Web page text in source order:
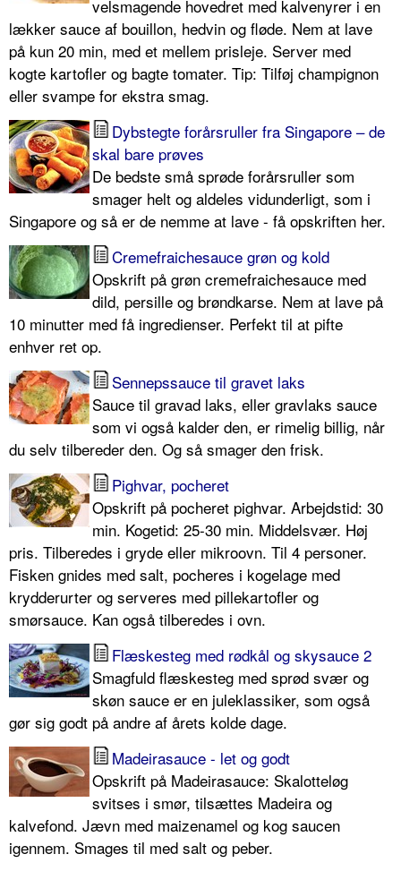
velsmagende hovedret med kalvenyrer i en
lækker sauce af bouillon, hedvin og fløde. Nem at lave
på kun 20 min, med et mellem prisleje. Server med
kogte kartofler og bagte tomater. Tip: Tilføj champignon
eller svampe for ekstra smag.
Dybstegte forårsruller fra Singapore – de
skal bare prøves
De bedste små sprøde forårsruller som
smager helt og aldeles vidunderligt, som i
Singapore og så er de nemme at lave - få opskriften her.
Cremefraichesauce grøn og kold
Opskrift på grøn cremefraichesauce med
dild, persille og brøndkarse. Nem at lave på
10 minutter med få ingredienser. Perfekt til at pifte
enhver ret op.
Sennepssauce til gravet laks
Sauce til gravad laks, eller gravlaks sauce
som vi også kalder den, er rimelig billig, når
du selv tilbereder den. Og så smager den frisk.
Pighvar, pocheret
Opskrift på pocheret pighvar. Arbejdstid: 30
min. Kogetid: 25-30 min. Middelsvær. Høj
pris. Tilberedes i gryde eller mikroovn. Til 4 personer.
Fisken gnides med salt, pocheres i kogelage med
krydderurter og serveres med pillekartofler og
smørsauce. Kan også tilberedes i ovn.
Flæskesteg med rødkål og skysauce 2
Smagfuld flæskesteg med sprød svær og
skøn sauce er en juleklassiker, som også
gør sig godt på andre af årets kolde dage.
Madeirasauce - let og godt
Opskrift på Madeirasauce: Skalotteløg
svitses i smør, tilsættes Madeira og
kalvefond. Jævn med maizenamel og kog saucen
igennem. Smages til med salt og peber.